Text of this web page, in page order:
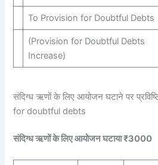
To Provision for Doubtful Debts
(Provision for Doubtful Debts
Increase)
संदिग्ध ऋणों के लिए आयोजन घटाने पर
for doubtful debts
संदिग्ध ऋणों के लिए आयोजन घटाया ₹3000